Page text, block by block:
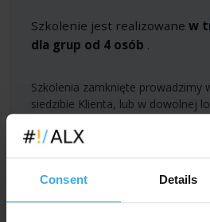
Consent Details
Szkolenie jest realizowane w
dla grup od 4 osób .
Szkolenia zamknięte prowadzimy
siedzibie Klienta, lub w dowolnej
możliwe są dowolne tryby zajęć -
wieczory, weekendy. Możliwe
potrzeb Klienta.